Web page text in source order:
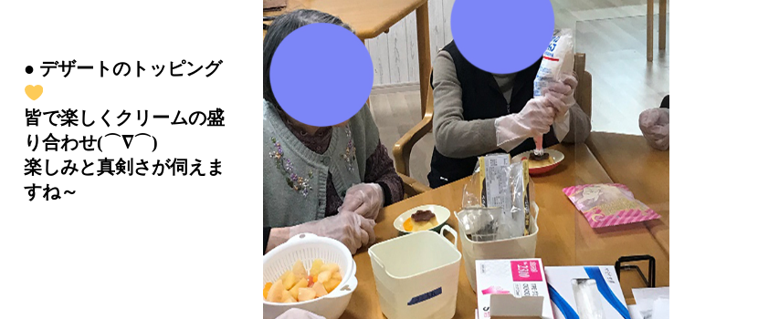
● デザートのトッピング
皆で楽しくクリームの盛
り合わせ(⌒∇⌒)
楽しみと真剣さが伺えま
すね～